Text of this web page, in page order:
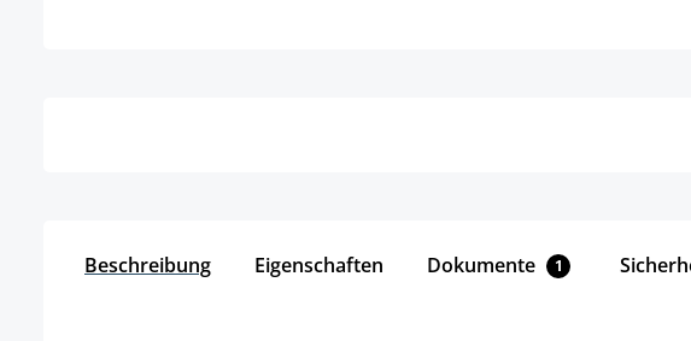
Beschreibung Eigenschaften Dokumente 1